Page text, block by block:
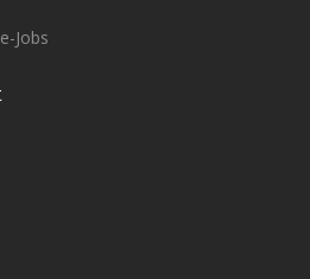
Jobs